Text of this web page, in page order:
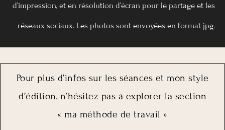
d’impression, et en résolution d’écran pour le partage et les
réseaux sociaux. Les photos sont envoyées en format jpg.
Pour plus d’infos sur les séances et mon style
d’édition, n’hésitez pas à explorer la section
« ma méthode de travail »